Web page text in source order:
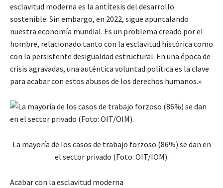
esclavitud moderna es la antítesis del desarrollo
sostenible. Sin embargo, en 2022, sigue apuntalando
nuestra economía mundial. Es un problema creado por el
hombre, relacionado tanto con la esclavitud histórica como
con la persistente desigualdad estructural. En una época de
crisis agravadas, una auténtica voluntad política es la clave
para acabar con estos abusos de los derechos humanos.»
La mayoría de los casos de trabajo forzoso (86%) se dan en
el sector privado (Foto: OIT/IOM).
Acabar con la esclavitud moderna